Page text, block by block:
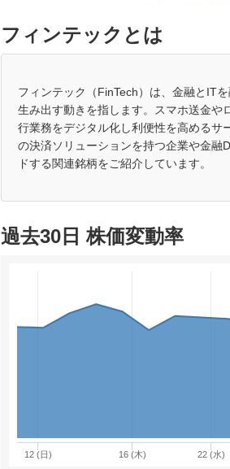
フィンテックとは
フィンテック（FinTech）は、金融とIT
生み出す動きを指します。スマホ送金や
行業務をデジタル化し利便性を高めるサ
の決済ソリューションを持つ企業や金融
ドする関連銘柄をご紹介しています。
過去30日 株価変動率
12 (日) 16 (木) 22 (水)